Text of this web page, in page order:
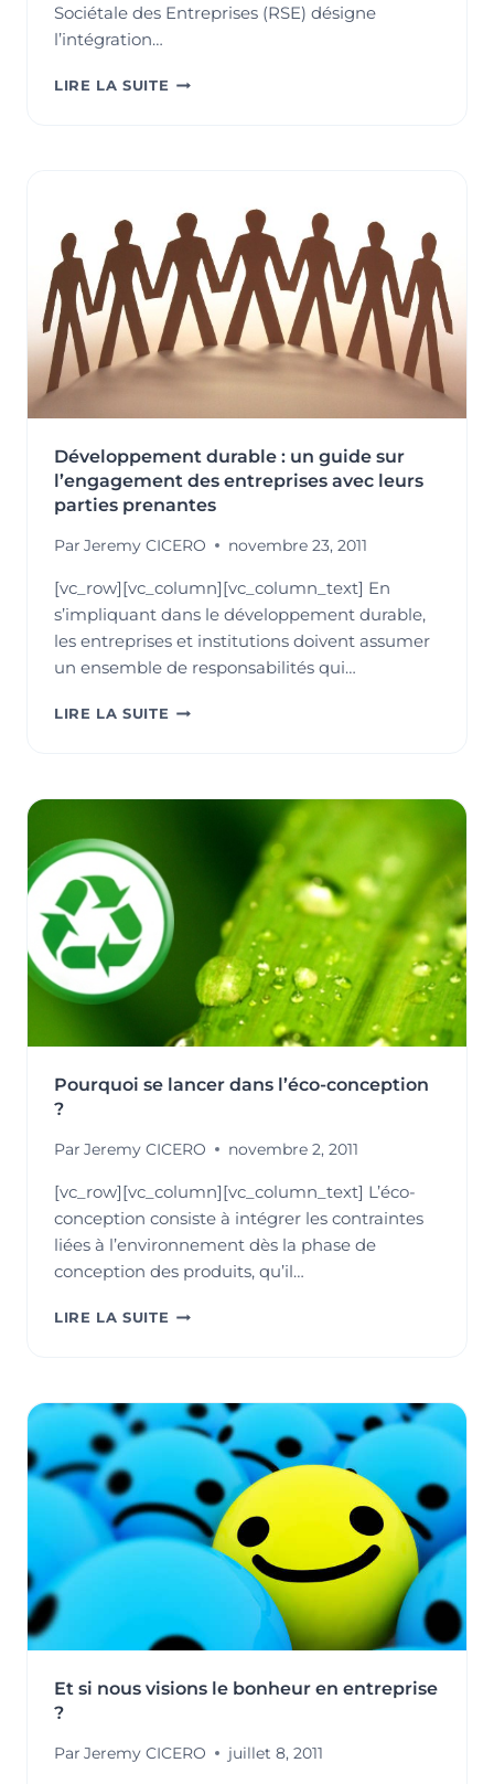
Sociétale des Entreprises (RSE) désigne
l’intégration…
LIRE LA SUITE LA
COMPRENDRE,
AGIR
ET
PERFORMER
Développement durable : un guide sur
l’engagement des entreprises avec leurs
parties prenantes
Par Jeremy CICERO novembre 23, 2011
[vc_row][vc_column][vc_column_text] En
s’impliquant dans le développement durable,
les entreprises et institutions doivent assumer
un ensemble de responsabilités qui…
LIRE LA SUITE DÉVELOPPEMENT
GUIDE
L’ENGAGEMENT
ENTREPRISES
AVEC
LEURS
PARTIES
PRENANTES
Pourquoi se lancer dans l’éco-conception
?
Par Jeremy CICERO novembre 2, 2011
[vc_row][vc_column][vc_column_text] L’éco-
conception consiste à intégrer les contraintes
liées à l’environnement dès la phase de
conception des produits, qu’il…
LIRE LA SUITE POURQUOI
L’ÉCO-
CONCEPTION
Et si nous visions le bonheur en entreprise
?
Par Jeremy CICERO juillet 8, 2011